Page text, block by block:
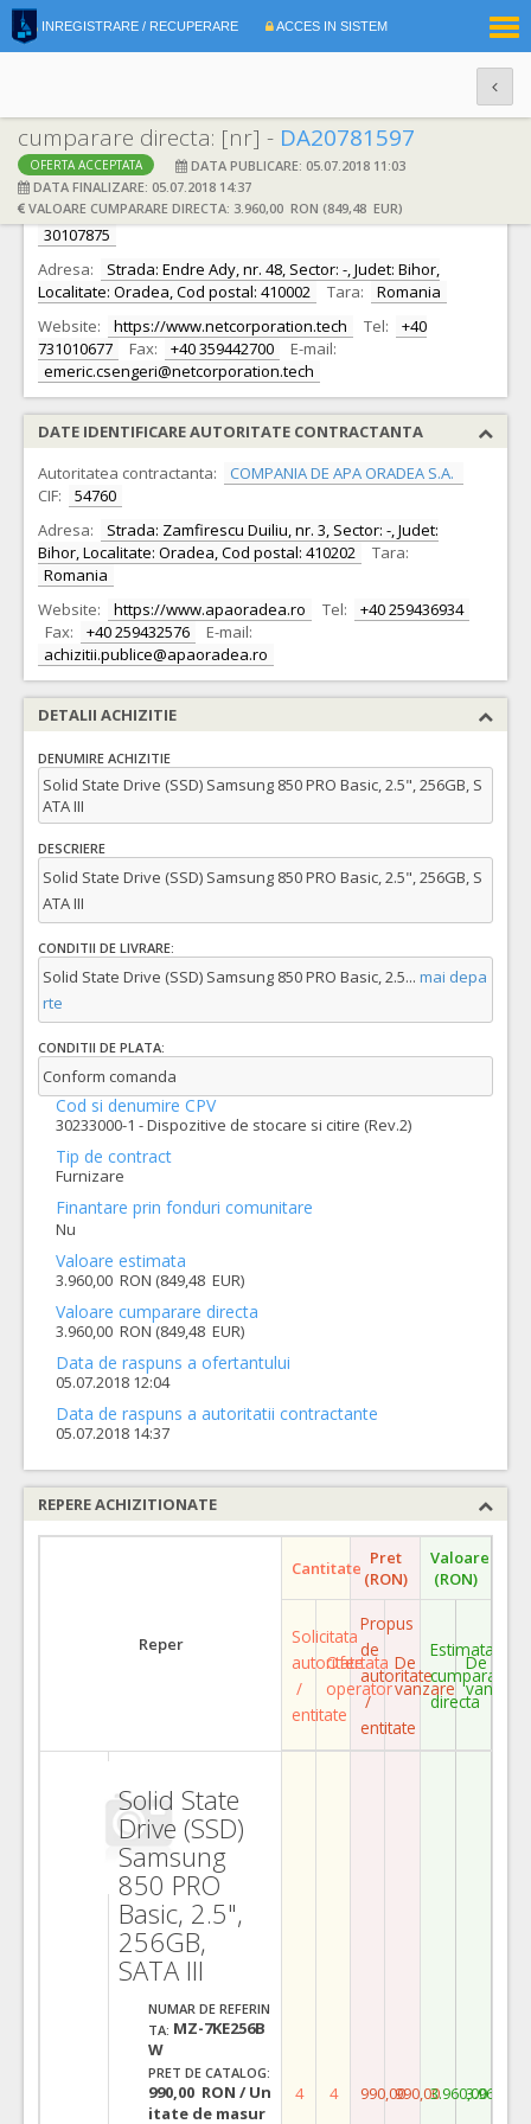
INREGISTRARE / RECUPERARE ACCES IN SISTEM
cumparare directa: [nr] - DA20781597
OFERTA ACCEPTATA
DATA PUBLICARE: 05.07.2018 11:03
DATA FINALIZARE: 05.07.2018 14:37
VALOARE CUMPARARE DIRECTA: 3.960,00 RON (849,48 EUR)
DATE IDENTIFICARE OFERTANT
Ofertant: S.C. iNet Corporation Analytics S.R.L.
CIF:
30107875
Adresa:
Strada: Endre Ady, nr. 48, Sector: -, Judet: Bihor,
Localitate: Oradea, Cod postal: 410002
Tara:
Romania
Website:
https://www.netcorporation.tech Tel:
+40
731010677
Fax: +40 359442700
E-mail:
emeric.csengeri@netcorporation.tech
DATE IDENTIFICARE AUTORITATE CONTRACTANTA
Autoritatea contractanta:
COMPANIA DE APA ORADEA S.A.
CIF:
54760
Adresa:
Strada: Zamfirescu Duiliu, nr. 3, Sector: -, Judet:
Bihor, Localitate: Oradea, Cod postal: 410202
Tara:
Romania
Website:
https://www.apaoradea.ro Tel:
+40 259436934
Fax:
+40 259432576
E-mail:
achizitii.publice@apaoradea.ro
DETALII ACHIZITIE
DENUMIRE ACHIZITIE
Solid State Drive (SSD) Samsung 850 PRO Basic, 2.5", 256GB, S
ATA III
DESCRIERE
Solid State Drive (SSD) Samsung 850 PRO Basic, 2.5", 256GB, S
ATA III
CONDITII DE LIVRARE:
Solid State Drive (SSD) Samsung 850 PRO Basic, 2.5... mai depa
rte
CONDITII DE PLATA:
Conform comanda
Cod si denumire CPV
30233000-1 - Dispozitive de stocare si citire (Rev.2)
Tip de contract
Furnizare
Finantare prin fonduri comunitare
Nu
Valoare estimata
3.960,00 RON (849,48 EUR)
Valoare cumparare directa
3.960,00 RON (849,48 EUR)
Data de raspuns a ofertantului
05.07.2018 12:04
Data de raspuns a autoritatii contractante
05.07.2018 14:37
REPERE ACHIZITIONATE
Reper
Cantitate Pret
(RON)
Valoare
(RON)
Solicitata
autoritate
/
entitate
Ofertata
operator
Propus
de
autoritate
/
entitate
De
vanzare
Estimata
cumparare
directa
De
vanzare
Solid State
Drive (SSD)
Samsung
850 PRO
Basic, 2.5",
256GB,
SATA III
NUMAR DE REFERIN
TA: MZ-7KE256B
W
PRET DE CATALOG:
990,00 RON / Un
itate de masur
4 4 990,00990,003.960,003.960,00